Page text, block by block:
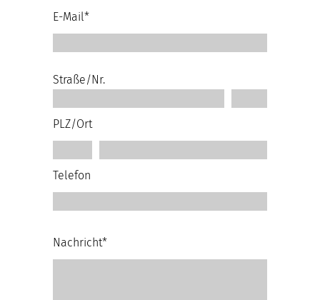
E-Mail*
Straße/Nr.
PLZ/Ort
Telefon
Nachricht*